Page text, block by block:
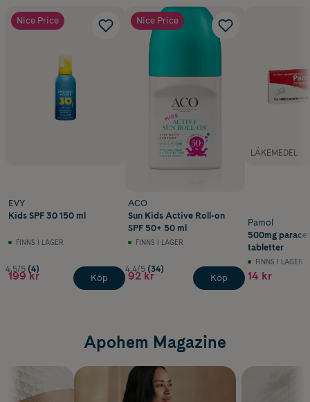
Nice Price
EVY
Kids SPF 30 150 ml
FINNS I LAGER
4.5/5 (4)
199 kr Köp
Nice Price
ACO
Sun Kids Active Roll-on
SPF 50+ 50 ml
FINNS I LAGER
4.4/5 (34)
92 kr Köp
LÄKEMEDEL
Pamol
500mg
tabletter
FINNS I LAGER
14 kr
Apohem Magazine